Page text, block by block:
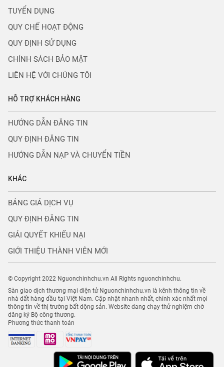
TUYỂN DỤNG
QUY CHẾ HOẠT ĐỘNG
QUY ĐỊNH SỬ DỤNG
CHÍNH SÁCH BẢO MẬT
LIÊN HỆ VỚI CHÚNG TÔI
HỖ TRỢ KHÁCH HÀNG
HƯỚNG DẪN ĐĂNG TIN
QUY ĐỊNH ĐĂNG TIN
HƯỚNG DẪN NẠP VÀ CHUYỂN TIỀN
KHÁC
BẢNG GIÁ DỊCH VỤ
QUY ĐỊNH ĐĂNG TIN
GIẢI QUYẾT KHIẾU NẠI
GIỚI THIỆU THÀNH VIÊN MỚI
© Copyright 2022 Nguonchinhchu.vn All Rights nguonchinhchu.
Sàn giao dịch thương mại điện tử Nguonchinhchu.vn là kênh thông tin về
nhà đất hàng đầu tại Việt Nam. Cập nhật nhanh nhất, chính xác nhất mọi
thông tin về thị trường bất động sản. Website đang chạy thử nghiệm chờ
đăng ký Bộ công thương.
Phương thức thanh toán